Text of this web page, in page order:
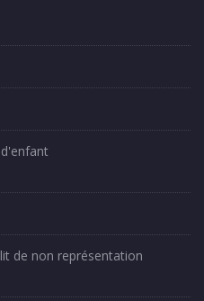
de non représentation